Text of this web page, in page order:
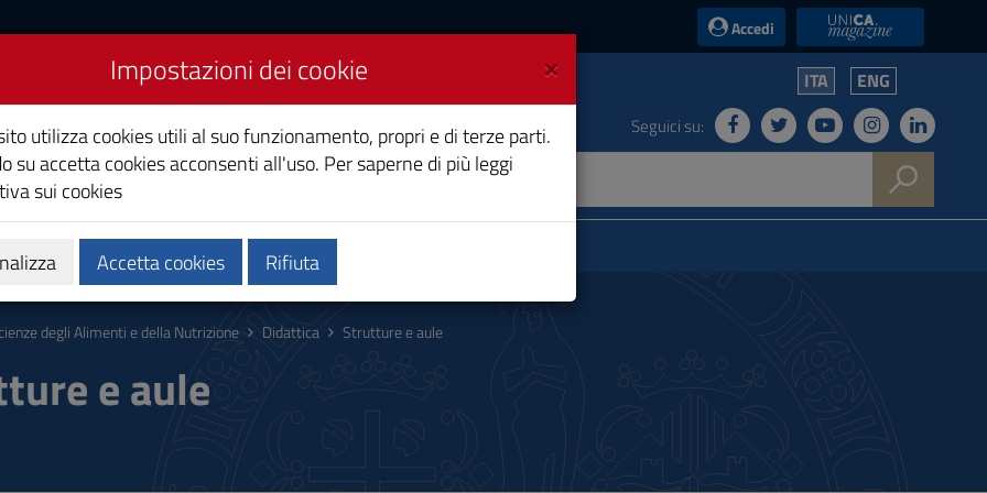
Accedi UniCA News
e della Nutrizione
ITA ENG
Seguici su:
Calendari e orari Qualità e miglioramento
degli Alimenti e della Nutrizione Didattica Strutture e aule
e aule
×
Impostazioni dei cookie
utilizza cookies utili al suo funzionamento, propri e di terze parti.
su accetta cookies acconsenti all'uso. Per saperne di più leggi
sui cookies
Accetta cookies Rifiuta